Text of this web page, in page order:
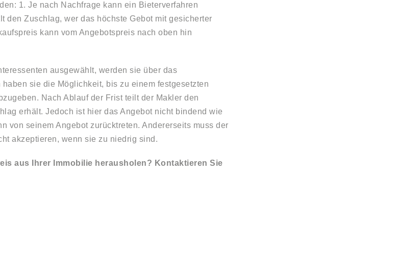
1. Je nach Nachfrage kann ein Bieterverfahren
den Zuschlag, wer das höchste Gebot mit gesicherter
kann vom Angebotspreis nach oben hin
ausgewählt, werden sie über das
sie die Möglichkeit, bis zu einem festgesetzten
Nach Ablauf der Frist teilt der Makler den
erhält. Jedoch ist hier das Angebot nicht bindend wie
von seinem Angebot zurücktreten. Andererseits muss der
akzeptieren, wenn sie zu niedrig sind.
aus Ihrer Immobilie herausholen? Kontaktieren Sie